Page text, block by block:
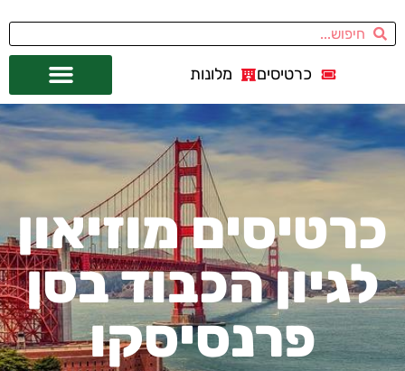
כרטיסים מלונות
כרטיסים מוזיאון
לגיון הכבוד בסן
פרנסיסקו